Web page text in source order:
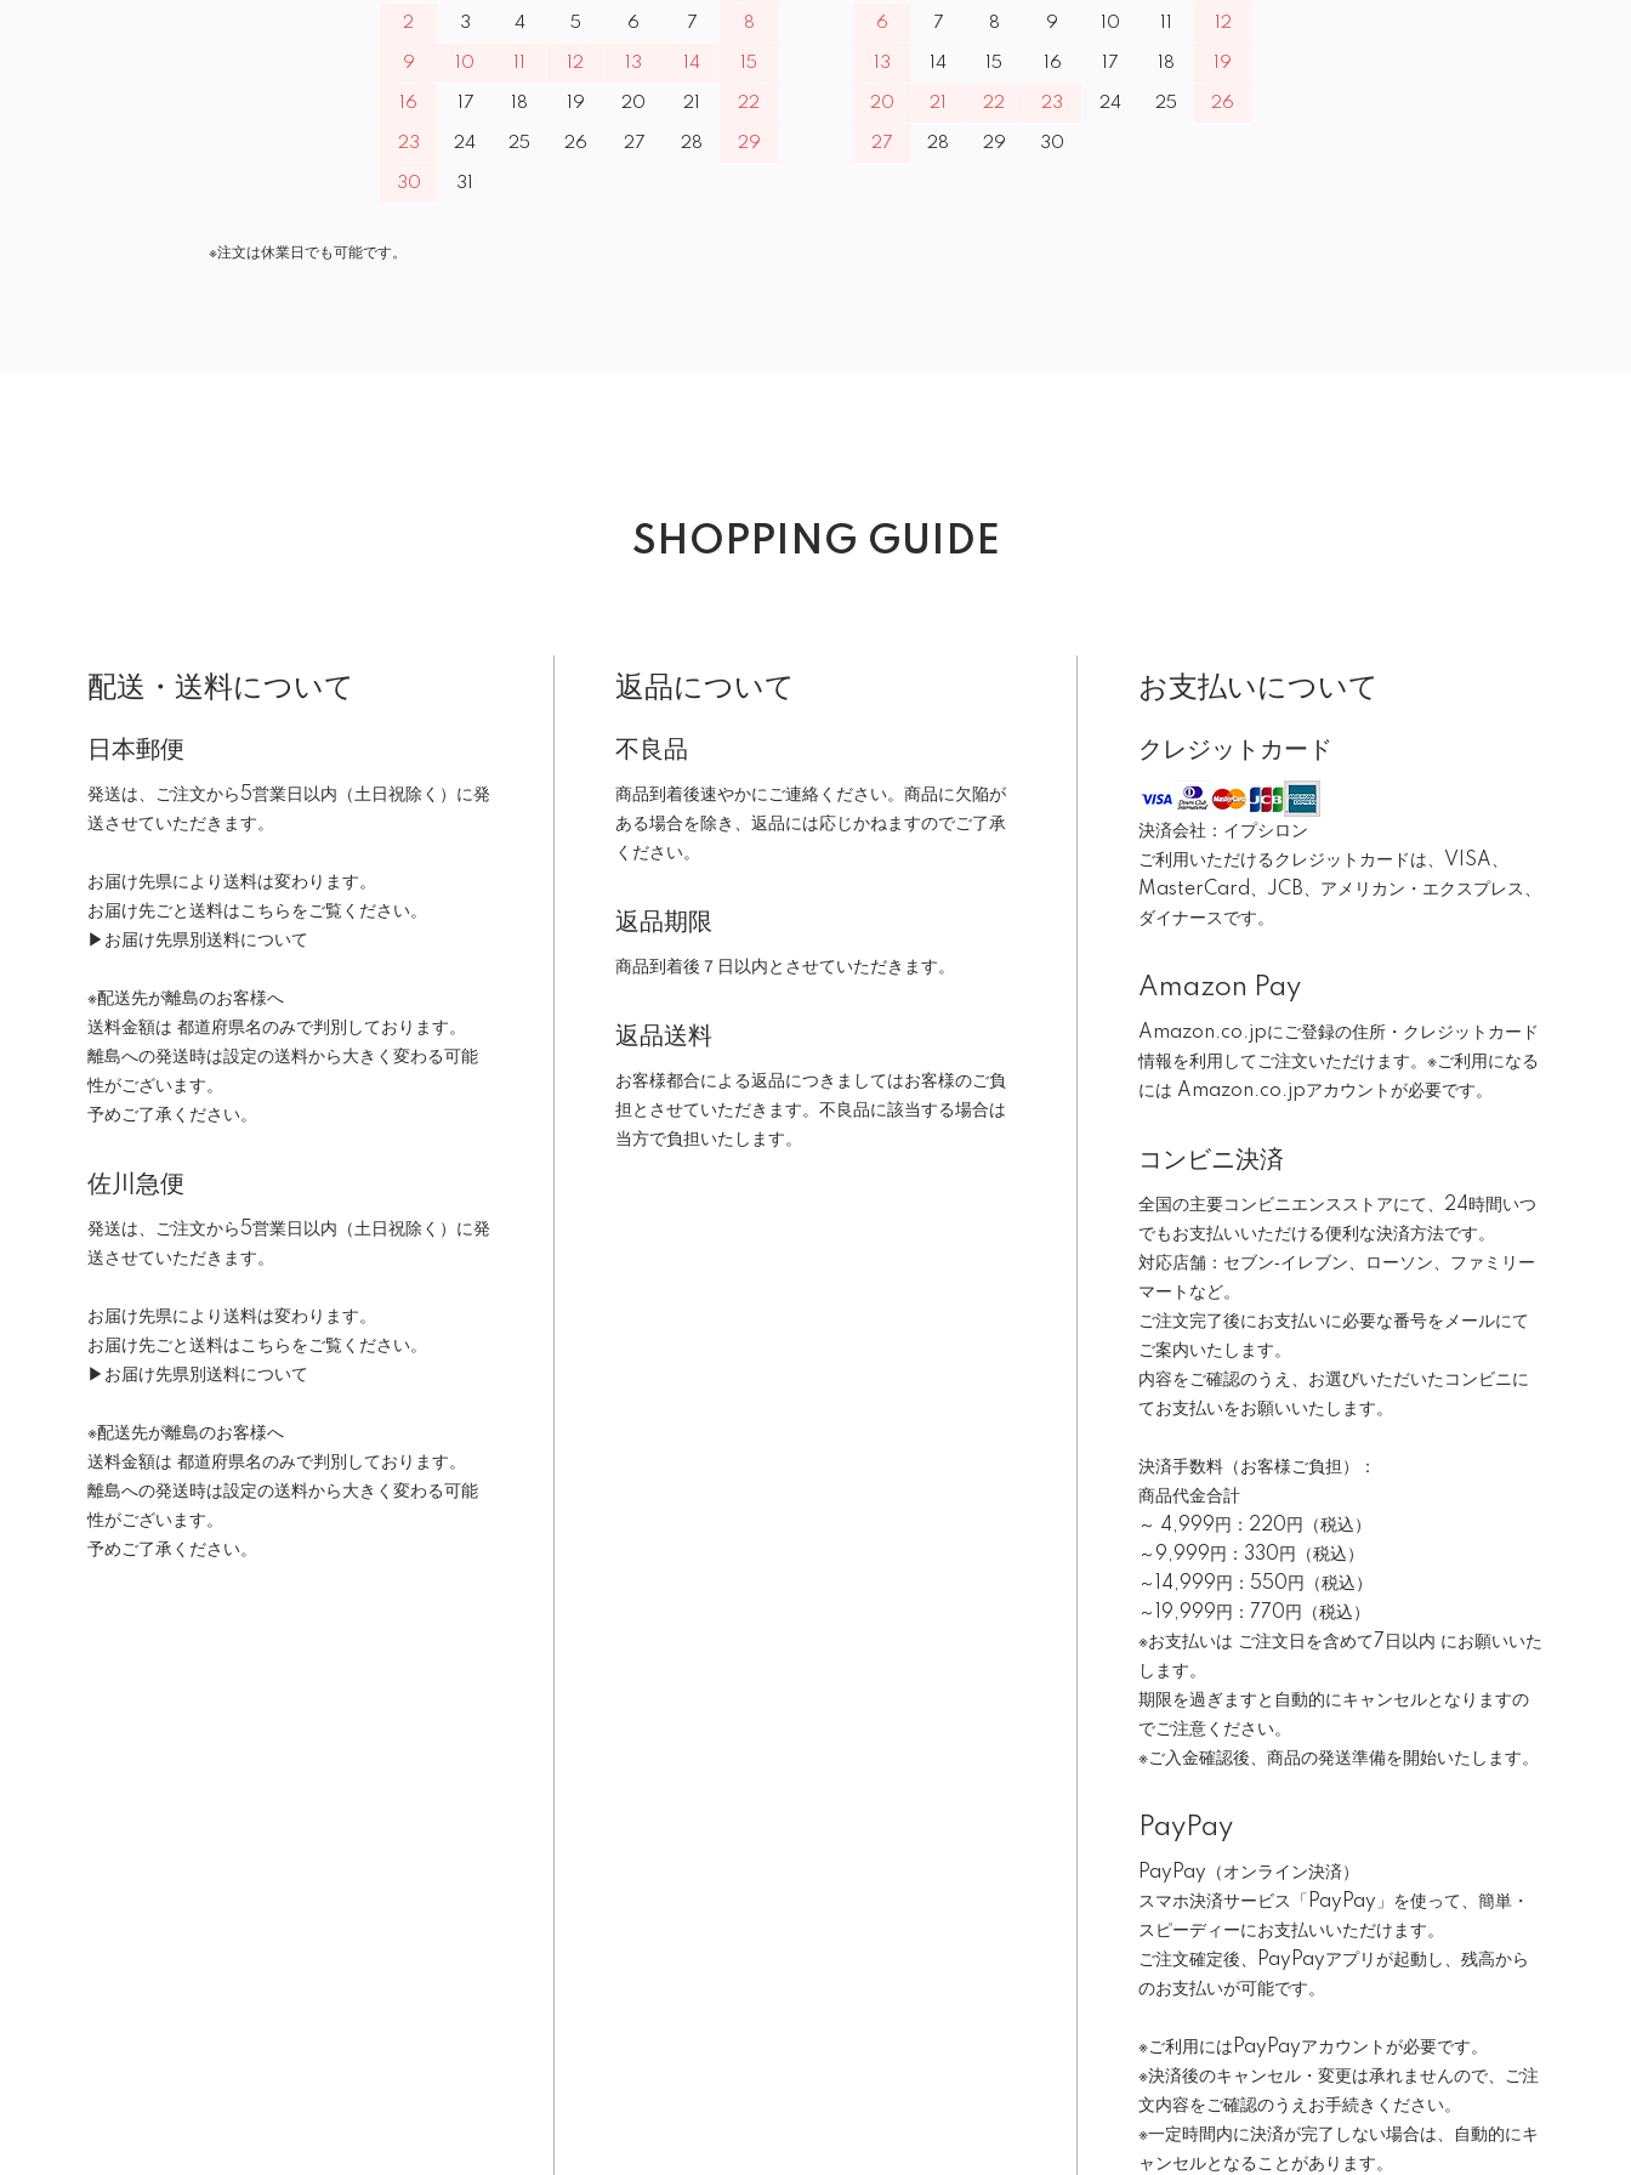
2 3 4 5 6 7 8
9 10 12 13 14 15
16 17 18 19 20 21 22
23 24 25 26 27 28 29
30 31
6 7 8 9 10 12
13 14 15 16 17 18 19
20 21 22 23 24 25 26
27 28 29 30
※注文は休業日でも可能です。
SHOPPING GUIDE
配送・送料について
日本郵便
発送は、ご注文から5営業日以内（土日祝除く）に発
送させていただきます。
お届け先県により送料は変わります。
お届け先ごと送料はこちらをご覧ください。
▶お届け先県別送料について
※配送先が離島のお客様へ
送料金額は 都道府県名のみで判別しております。
離島への発送時は設定の送料から大きく変わる可能
性がございます。
予めご了承ください。
佐川急便
発送は、ご注文から5営業日以内（土日祝除く）に発
送させていただきます。
お届け先県により送料は変わります。
お届け先ごと送料はこちらをご覧ください。
▶お届け先県別送料について
※配送先が離島のお客様へ
送料金額は 都道府県名のみで判別しております。
離島への発送時は設定の送料から大きく変わる可能
性がございます。
予めご了承ください。
返品について
不良品
商品到着後速やかにご連絡ください。商品に欠陥が
ある場合を除き、返品には応じかねますのでご了承
ください。
返品期限
商品到着後７日以内とさせていただきます。
返品送料
お客様都合による返品につきましてはお客様のご負
担とさせていただきます。不良品に該当する場合は
当方で負担いたします。
お支払いについて
クレジットカード
決済会社：イプシロン
ご利用いただけるクレジットカードは、VISA、
MasterCard、JCB、アメリカン・エクスプレス、
ダイナースです。
Amazon Pay
Amazon.co.jpにご登録の住所・クレジットカード
情報を利用してご注文いただけます。※ご利用になる
には Amazon.co.jpアカウントが必要です。
コンビニ決済
全国の主要コンビニエンスストアにて、24時間いつ
でもお支払いいただける便利な決済方法です。
対応店舗：セブン‐イレブン、ローソン、ファミリー
マートなど。
ご注文完了後にお支払いに必要な番号をメールにて
ご案内いたします。
内容をご確認のうえ、お選びいただいたコンビニに
てお支払いをお願いいたします。
決済手数料（お客様ご負担）：
商品代金合計
～ 4,999円：220円（税込）
～9,999円：330円（税込）
～14,999円：550円（税込）
～19,999円：770円（税込）
※お支払いは ご注文日を含めて7日以内 にお願いいた
します。
期限を過ぎますと自動的にキャンセルとなりますの
でご注意ください。
※ご入金確認後、商品の発送準備を開始いたします。
PayPay
PayPay（オンライン決済）
スマホ決済サービス「PayPay」を使って、簡単・
スピーディーにお支払いいただけます。
ご注文確定後、PayPayアプリが起動し、残高から
のお支払いが可能です。
※ご利用にはPayPayアカウントが必要です。
※決済後のキャンセル・変更は承れませんので、ご注
文内容をご確認のうえお手続きください。
※一定時間内に決済が完了しない場合は、自動的にキ
ャンセルとなることがあります。